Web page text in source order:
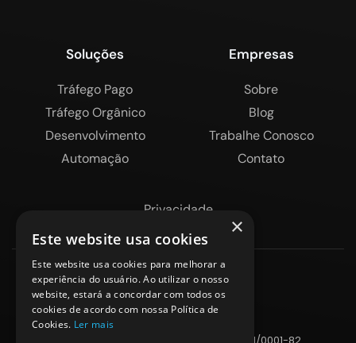
Soluções
Tráfego Pago
Tráfego Orgânico
Desenvolvimento
Automação
Empresas
Sobre
Blog
Trabalhe Conosco
Contato
Privacidade
×
Este website usa cookies
Este website usa cookies para melhorar a
experiência do usuário. Ao utilizar o nosso
website, estará a concordar com todos os
cookies de acordo com nossa Política de
Cookies. Ler mais